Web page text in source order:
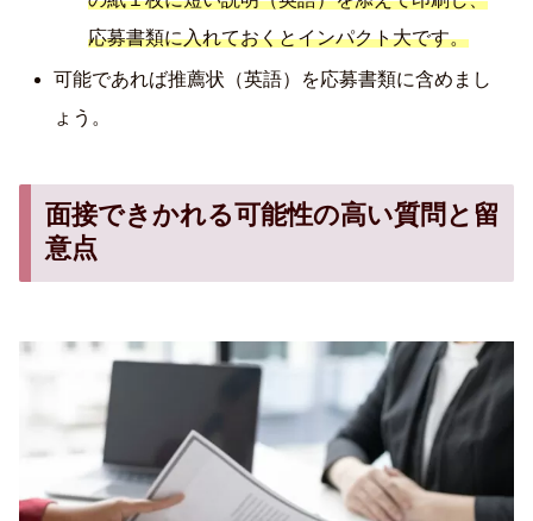
応募書類に入れておくとインパクト大です。
可能であれば推薦状（英語）を応募書類に含めまし
ょう。
面接できかれる可能性の高い質問と留
意点